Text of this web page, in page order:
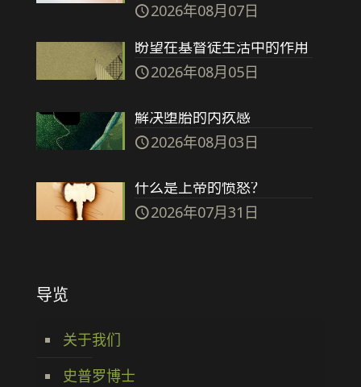
2026年08月07日
盼望在基督徒生活中的作用
2026年08月05日
解决堕胎的内疚感
2026年08月03日
什么是上帝的愤怒？
2026年07月31日
导览
关于我们
史普罗博士